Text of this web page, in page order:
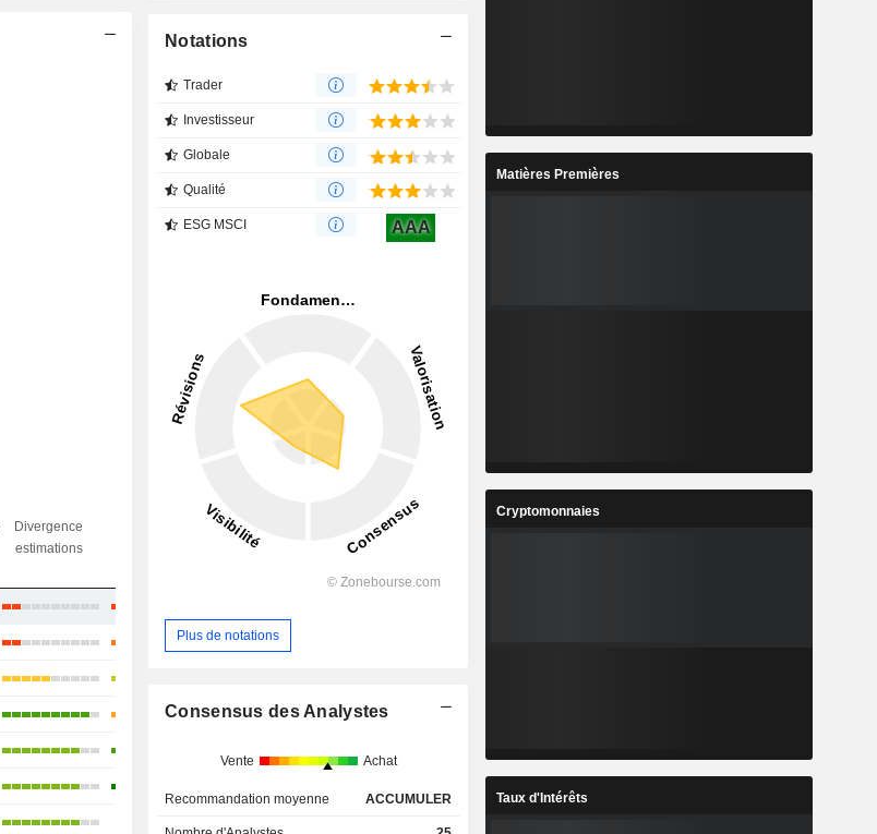
Divergence
estimations
Ecart obj.
/ dr
+15,53%
+132,17%
Notations
Trader
Investisseur
Globale
Qualité
ESG MSCI AAA
Plus de notations
Consensus des Analystes
Vente Achat
Recommandation moyenne ACCUMULER
Matières Premières
Cryptomonnaies
Taux d'Intérêts